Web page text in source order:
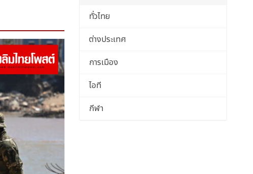
ทั่วไทย
ต่างประเทศ
การเมือง
ไอที
กีฬา